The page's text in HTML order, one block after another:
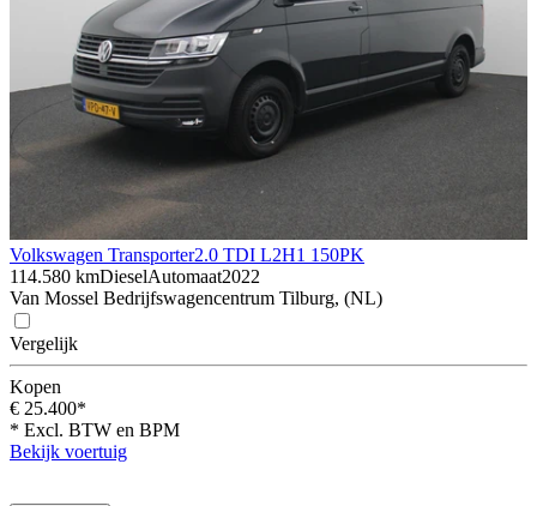
Volkswagen Transporter2.0 TDI L2H1 150PK
114.580 kmDieselAutomaat2022
Van Mossel Bedrijfswagencentrum Tilburg, (NL)
Vergelijk
Kopen
€ 25.400*
* Excl. BTW en BPM
Bekijk voertuig